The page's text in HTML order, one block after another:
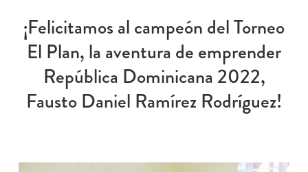
¡Felicitamos al campeón del Torneo
El Plan, la aventura de emprender
República Dominicana 2022,
Fausto Daniel Ramírez Rodríguez!